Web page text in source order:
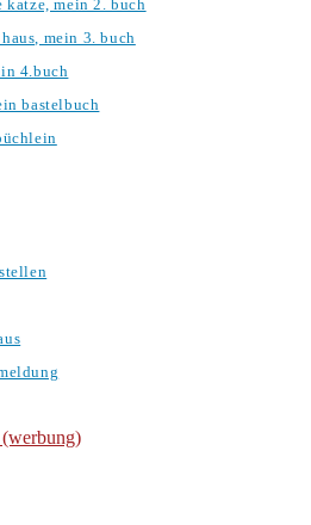
katze, mein 2. buch
mein 3. buch
4.buch
bastelbuch
(werbung)